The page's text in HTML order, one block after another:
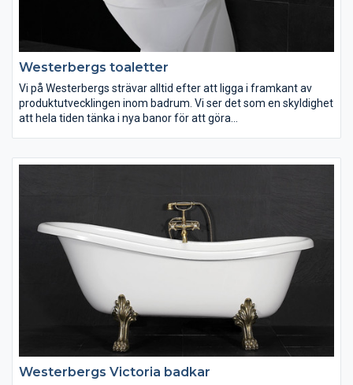
Westerbergs toaletter
Vi på Westerbergs strävar alltid efter att ligga i framkant av
produktutvecklingen inom badrum. Vi ser det som en skyldighet
att hela tiden tänka i nya banor för att göra
lättstädad vägghängd.
Westerbergs Victoria badkar